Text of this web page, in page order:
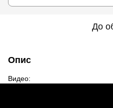
До
Опис
Видео: